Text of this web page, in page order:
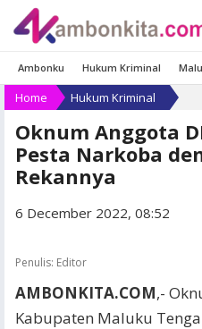
Ambonku Hukum Kriminal
Home Hukum Kriminal
Oknum Anggota
Pesta Narkoba
Rekannya
6 December 2022, 08:52
Penulis: Editor
AMBONKITA.COM,-
Kabupaten Maluku